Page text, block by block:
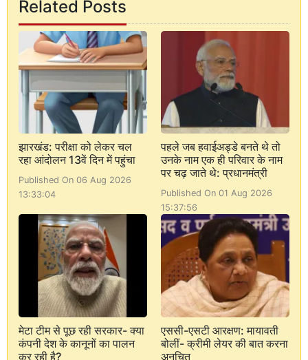
Related Posts
झारखंड: परीक्षा को लेकर चल
रहा आंदोलन 13वें दिन में पहुंचा
Published On 06 Aug 2026
13:33:04
पहले जब हवाईअड्डे बनते थे तो
उनके नाम एक ही परिवार के नाम
पर चढ़ जाते थे: प्रधानमंत्री
Published On 01 Aug 2026
15:37:56
मेटा टीम से पूछ रही सरकार- क्या
कंपनी देश के कानूनों का पालन
कर रही है?
एससी-एसटी आरक्षण: मायावती
बोलीं- क्रीमी लेयर की बात करना
अनुचित